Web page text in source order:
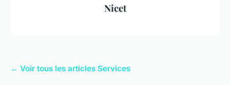
Nicet
← Voir tous les articles Services